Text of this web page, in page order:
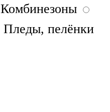
Комбинезоны
Пледы, пелёнки